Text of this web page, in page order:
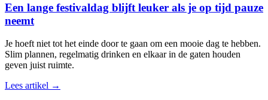
Een lange festivaldag blijft leuker als je op tijd pauze
neemt
Je hoeft niet tot het einde door te gaan om een mooie dag te hebben.
Slim plannen, regelmatig drinken en elkaar in de gaten houden
geven juist ruimte.
Lees artikel →